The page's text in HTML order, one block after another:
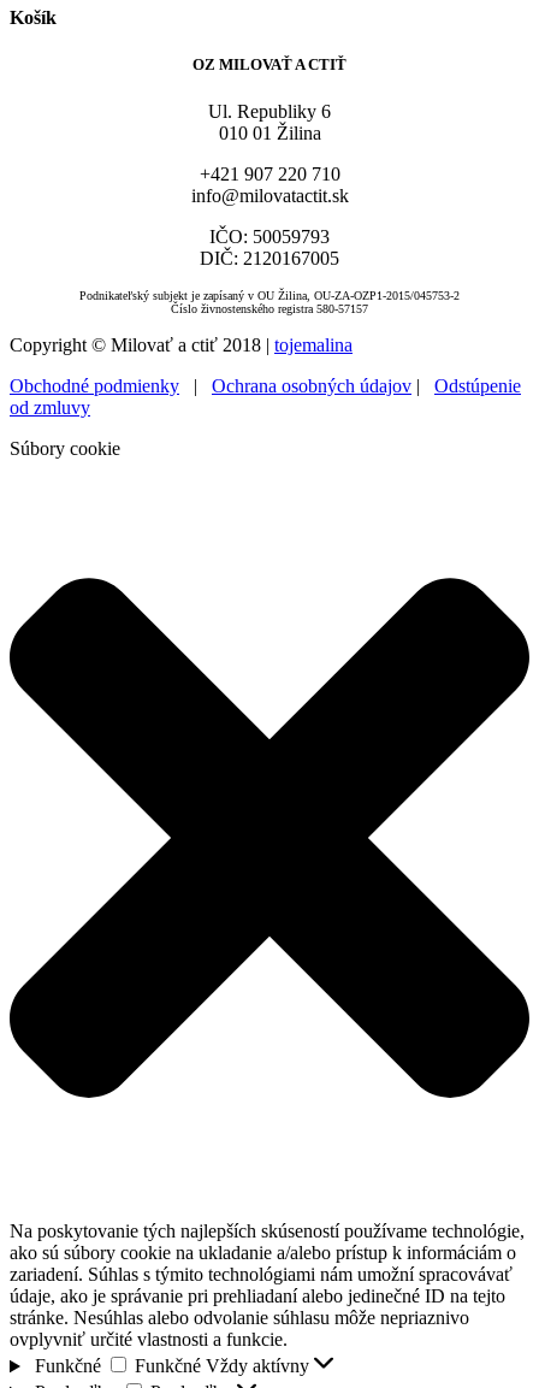
Košík
OZ MILOVAŤ A CTIŤ
Ul. Republiky 6
010 01 Žilina
+421 907 220 710
info@milovatactit.sk
IČO: 50059793
DIČ: 2120167005
Podnikateľský subjekt je zapísaný v OU Žilina, OU-ZA-OZP1-2015/045753-2
Číslo živnostenského registra 580-57157
Copyright © Milovať a ctiť 2018 | tojemalina
Obchodné podmienky | Ochrana osobných údajov | Odstúpenie
od zmluvy
Súbory cookie
Na poskytovanie tých najlepších skúseností používame technológie,
ako sú súbory cookie na ukladanie a/alebo prístup k informáciám o
zariadení. Súhlas s týmito technológiami nám umožní spracovávať
údaje, ako je správanie pri prehliadaní alebo jedinečné ID na tejto
stránke. Nesúhlas alebo odvolanie súhlasu môže nepriaznivo
ovplyvniť určité vlastnosti a funkcie.
Funkčné
Funkčné Vždy aktívny